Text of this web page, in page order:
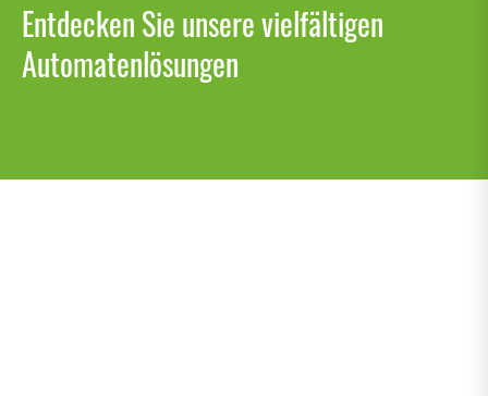
Entdecken Sie unsere vielfältigen
Automatenlösungen